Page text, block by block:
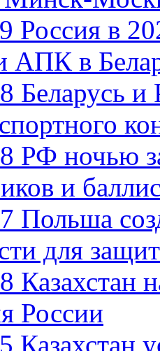
Россия в
АПК в
Беларусь и
РФ ночью
и
Польша
для
Казахстан
России
Казахстан